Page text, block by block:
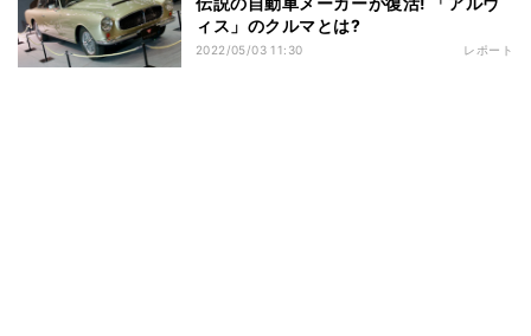
ィス」のクルマとは?
2022/05/03 11:30 レポート